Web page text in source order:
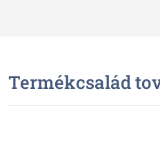
Termékcsalád